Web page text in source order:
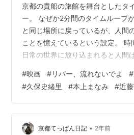
京都の貴船の旅館を舞台としたタ
ー。 なぜか2分間のタイムループ
と同じ場所に戻っているが、人間
ことを憶えているという設定。
日常の世界に放り込まれると人間
が、そんな状況に慣れていくのが
をすると日常の有難味がわかると
ってきたとき家が一番落ち着くの
は、6点（10点満点）。 タイトル
よ 製作年：2023年 製作国：日本
#映画 #リバー、流れないでよ #
#久保史緒里 #本上まなみ #近
京都てっぱん日記 • 2年前